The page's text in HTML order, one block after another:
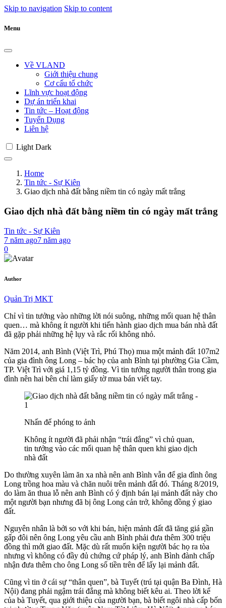
Skip to navigation Skip to content
Menu
Về VLAND
Giới thiệu chung
Cơ cấu tổ chức
Lĩnh vực hoạt động
Dự án triển khai
Tin tức – Hoạt động
Tuyển Dụng
Liên hệ
Light Dark
Home
Tin tức - Sự Kiên
Giao dịch nhà đất bằng niềm tin có ngày mất trắng
Giao dịch nhà đất bằng niềm tin có ngày mất trắng
Tin tức - Sự Kiên
7 năm ago7 năm ago
0
Author
Quản Trị MKT
Chỉ vì tin tưởng vào những lời nói suông, những mối quan hệ thân
quen… mà không ít người khi tiến hành giao dịch mua bán nhà đất
đã gặp phải những hệ lụy và rắc rối không nhỏ.
Năm 2014, anh Bình (Việt Trì, Phú Thọ) mua một mảnh đất 107m2
của gia đình ông Long – bác họ của anh Bình tại phường Gia Cầm,
TP. Việt Trì với giá 1,15 tỷ đồng. Vì tin tưởng người thân trong gia
đình nên hai bên chỉ làm giấy tờ mua bán viết tay.
Nhấn để phóng to ảnh
Không ít người đã phải nhận “trái đắng” vì chủ quan,
tin tưởng vào các mối quan hệ thân quen khi giao dịch
nhà đất
Do thường xuyên làm ăn xa nhà nên anh Bình vẫn để gia đình ông
Long trồng hoa màu và chăn nuôi trên mảnh đất đó. Tháng 8/2019,
do làm ăn thua lỗ nên anh Bình có ý định bán lại mảnh đất này cho
một người bạn nhưng đã bị ông Long cản trở, không đồng ý giao
đất.
Nguyên nhân là bởi so với khi bán, hiện mảnh đất đã tăng giá gần
gấp đôi nên ông Long yêu cầu anh Bình phải đưa thêm 300 triệu
đồng thì mới giao đất. Mặc dù rất muốn kiện người bác họ ra tòa
nhưng vì không có đầy đủ chứng cứ pháp lý, anh Bình đành chấp
nhận đưa thêm cho ông Long số tiền trên để lấy lại mảnh đất.
Cũng vì tin ở cái sự “thân quen”, bà Tuyết (trú tại quận Ba Đình, Hà
Nội) đang phải ngậm trái đắng mà không biết kêu ai. Theo lời kể
của bà Tuyết, qua giới thiệu của người bạn, bà biết ngôi nhà cấp bốn